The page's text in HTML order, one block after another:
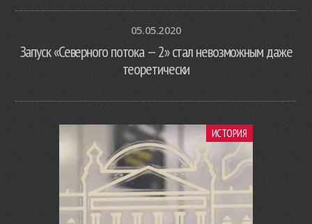
05.05.2020
Запуск «Северного потока — 2» стал невозможным даже
теоретически
ИСТОРИЯ